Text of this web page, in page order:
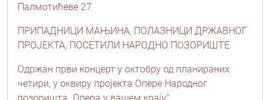
Палмотићеве 27
ПРИПАДНИЦИ МАЊИНА, ПОЛАЗНИЦИ ДРЖАВНОГ
ПРОЈЕКТА, ПОСЕТИЛИ НАРОДНО ПОЗОРИШТЕ
Одржан први концерт у октобру од планираних
четири, у оквиру пројекта Опере Народног
позоришта „Опера у вашем крају"